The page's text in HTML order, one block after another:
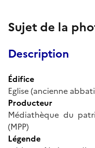
Sujet de la
Description
Édifice
Eglise (ancienne
Producteur
Médiathèque du
(MPP)
Légende